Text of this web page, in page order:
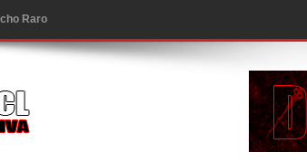
Raro
de Locos
en Tierra Muerta